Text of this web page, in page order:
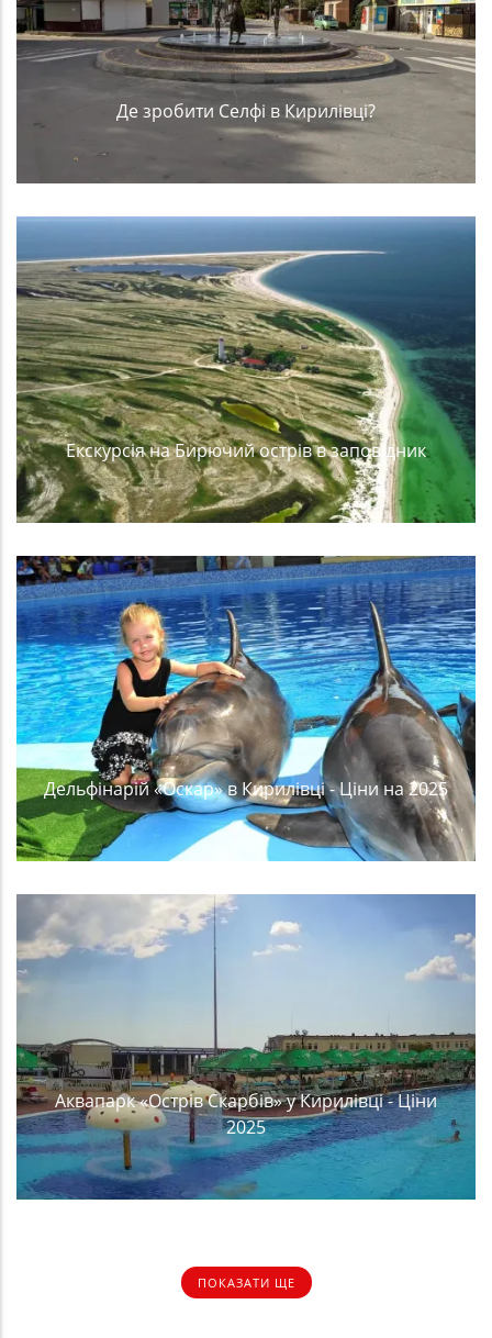
Де зробити Селфі в Кирилівці?
Екскурсія на Бирючий острів в заповідник
Дельфінарій «Оскар» в Кирилівці - Ціни на 2025
Аквапарк «Острів Скарбів» у Кирилівці - Ціни
2025
ПОКАЗАТИ ЩЕ